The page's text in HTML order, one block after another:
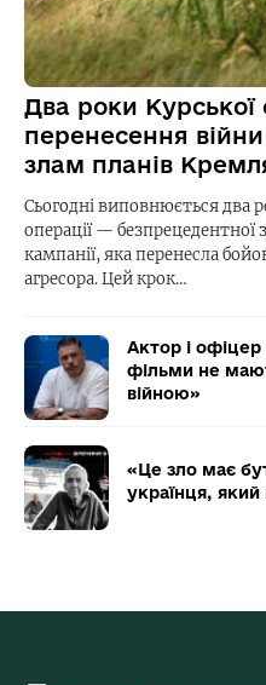
Два роки Курської
перенесення
злам планів
Сьогодні виповнюється два
операції —
кампанії, яка перенесла
агресора. Цей крок…
Актор і
фільми не
війною»
«Це зло має
українця,